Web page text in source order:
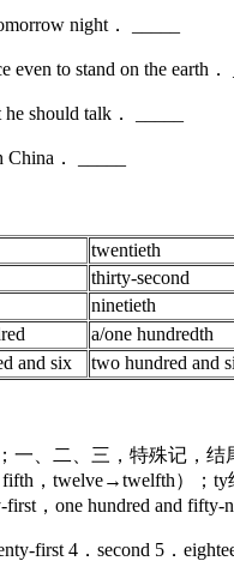
night． _____
even to stand on the earth．
should talk． _____
． _____
twentieth
thirty-second
ninetieth
a/one hundredth
and six two hundred and
一、二、三，特殊记，
，twelve→twelfth）；
，one hundred and fifty-
first 4．second 5．